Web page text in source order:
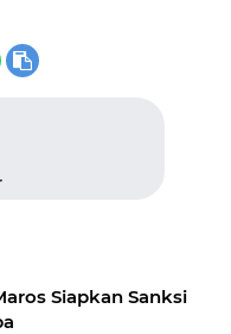
Siapkan Sanksi